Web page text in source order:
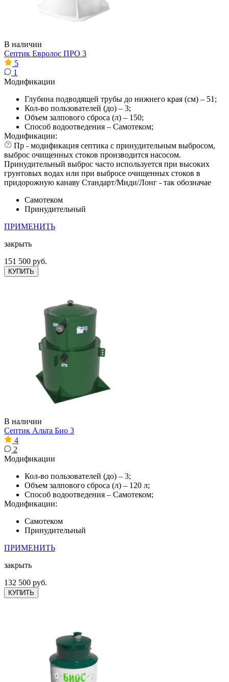
В наличии
Септик Евролос ПРО 3
5
1
Модификации
Глубина подводящей трубы до нижнего края (см) – 51;
Кол-во пользователей (до) – 3;
Объем залпового сброса (л) – 150;
Способ водоотведения – Самотеком;
Модификации:
Пр - модификация септика с принудительным выбросом,
выброс очищенных стоков производится насосом.
Принудительный выброс часто используется при высоких
грунтовых водах или при выбросе очищенных стоков в
придорожную канаву Стандарт/Миди/Лонг - так обозначае
Самотеком
Принудительный
ПРИМЕНИТЬ
закрыть
151 500 руб.
КУПИТЬ
В наличии
Септик Альта Био 3
4
2
Модификации
Кол-во пользователей (до) – 3;
Объем залпового сброса (л) – 120 л;
Способ водоотведения – Самотеком;
Модификации:
Самотеком
Принудительный
ПРИМЕНИТЬ
закрыть
132 500 руб.
КУПИТЬ